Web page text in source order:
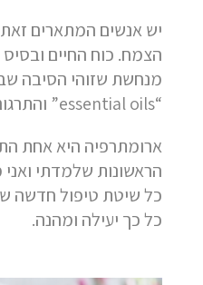
יש אנשים המתארים
הצמח. כוח החיים
מנחשת שזוהי הסיבה
“essential oils” והתרגום: חיוני, הכרחי או יסודי.
ארומתרפיה היא אחת
הראשונות שלמדתי
כל שיטת טיפול חדשה
כל כך יעילה ומהנה.